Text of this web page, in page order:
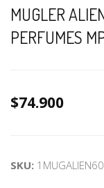
MUGLER
PERFUMES
$74.900
SKU: